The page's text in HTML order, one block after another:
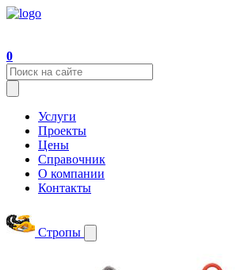
0
Услуги
Проекты
Цены
Справочник
О компании
Контакты
Стропы